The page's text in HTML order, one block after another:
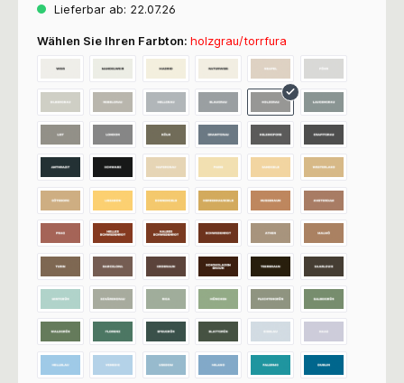
Lieferbar ab: 22.07.26
Wählen Sie Ihren Farbton: holzgrau/torrfura